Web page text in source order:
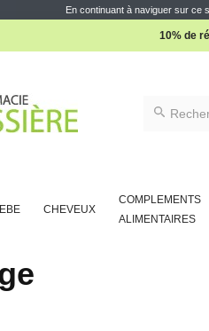
En continuant à naviguer sur ce
10% de
CHEVEUX
COMPLEMENTS
ALIMENTAIRES